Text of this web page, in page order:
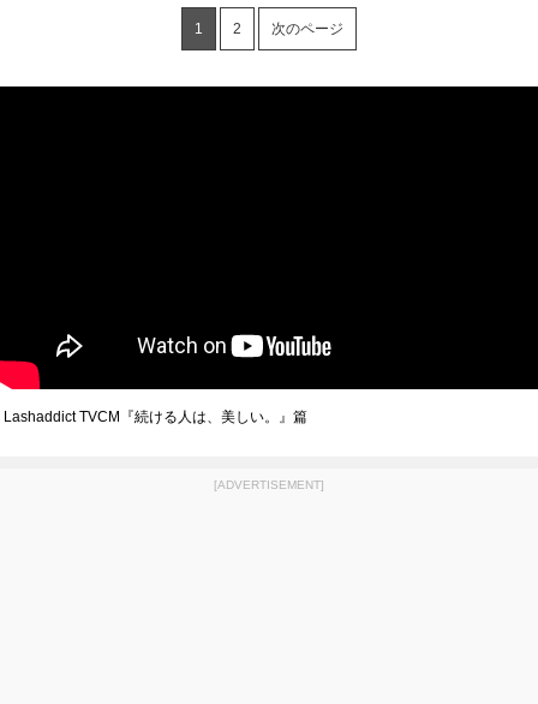
1 2 次のページ
Lashaddict TVCM『続ける人は、美しい。』篇
[ADVERTISEMENT]